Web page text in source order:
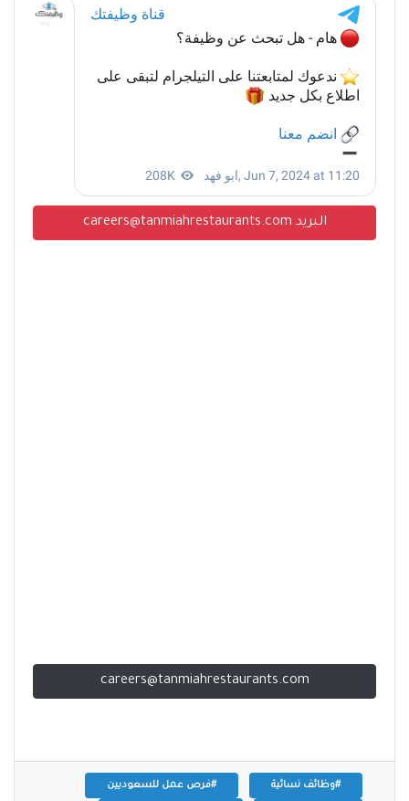
البريد careers@tanmiahrestaurants.com
careers@tanmiahrestaurants.com
#وظائف نسائية #فرص عمل للسعوديين